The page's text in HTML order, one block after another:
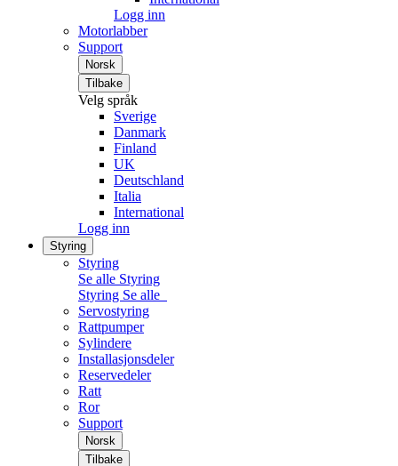
Logg inn
Motorlabber
Support
Norsk
Tilbake
Velg språk
Sverige
Danmark
Finland
UK
Deutschland
Italia
International
Logg inn
Styring
Styring
Se alle Styring
Styring Se alle
Servostyring
Rattpumper
Sylindere
Installasjonsdeler
Reservedeler
Ratt
Ror
Support
Norsk
Tilbake